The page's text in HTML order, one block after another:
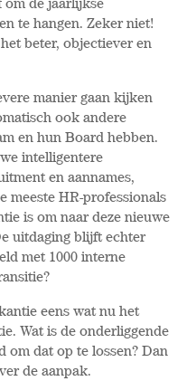
om de jaarlijkse
te hangen. Zeker niet!
beter, objectiever en
manier gaan kijken
ook andere
en hun Board hebben.
intelligentere
en aannames,
meeste HR-professionals
is om naar deze nieuwe
uitdaging blijft echter
met 1000 interne
eens wat nu het
Wat is de onderliggende
om dat op te lossen? Dan
de aanpak.